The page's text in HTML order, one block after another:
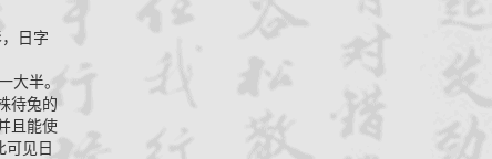
日字
半。
待兔的
且能使
可见日